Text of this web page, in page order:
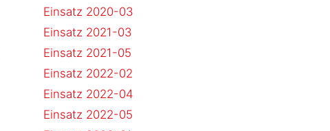
Einsatz 2020-03
Einsatz 2021-03
Einsatz 2021-05
Einsatz 2022-02
Einsatz 2022-04
Einsatz 2022-05